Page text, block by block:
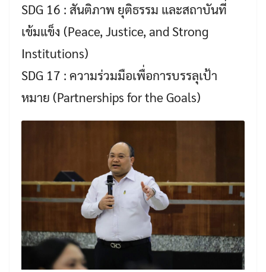
SDG 16 : สันติภาพ ยุติธรรม และสถาบันที่
เข้มแข็ง (Peace, Justice, and Strong
Institutions)
SDG 17 : ความร่วมมือเพื่อการบรรลุเป้า
หมาย (Partnerships for the Goals)